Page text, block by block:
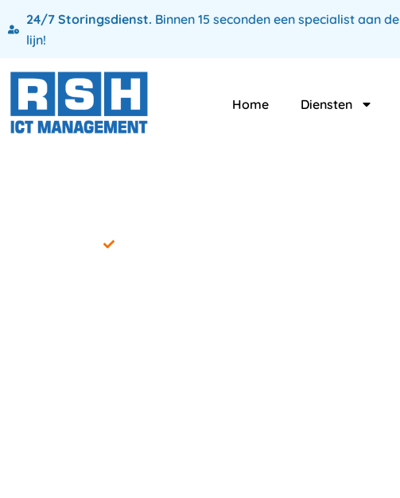
24/7 Storingsdienst. Binnen 15 seconden een specialist aan de
lijn!
Home Diensten